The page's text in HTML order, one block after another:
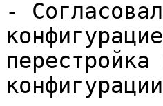
-